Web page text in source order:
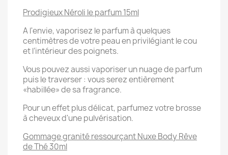
Prodigieux Néroli le parfum 15ml
A l'envie, vaporisez le parfum à quelques
centimètres de votre peau en privilégiant le cou
et l’intérieur des poignets.
Vous pouvez aussi vaporiser un nuage de parfum
puis le traverser : vous serez entièrement
«habillée» de sa fragrance.
Pour un effet plus délicat, parfumez votre brosse
à cheveux d'une pulvérisation.
Gommage granité ressourçant Nuxe Body Rêve
de Thé 30ml